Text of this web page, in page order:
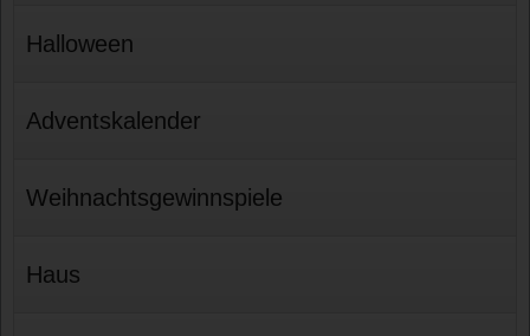
Halloween
Adventskalender
Weihnachtsgewinnspiele
Haus